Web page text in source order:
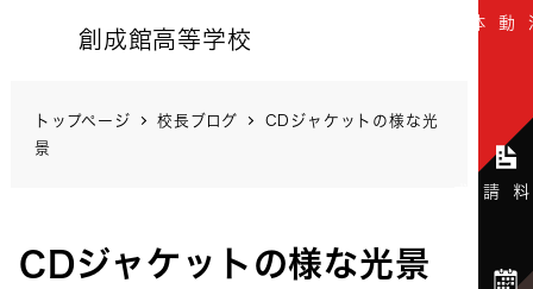
創成館高等学校
トップページ 校長ブログ
CDジャケットの様な光
景
CDジャケットの様な光景